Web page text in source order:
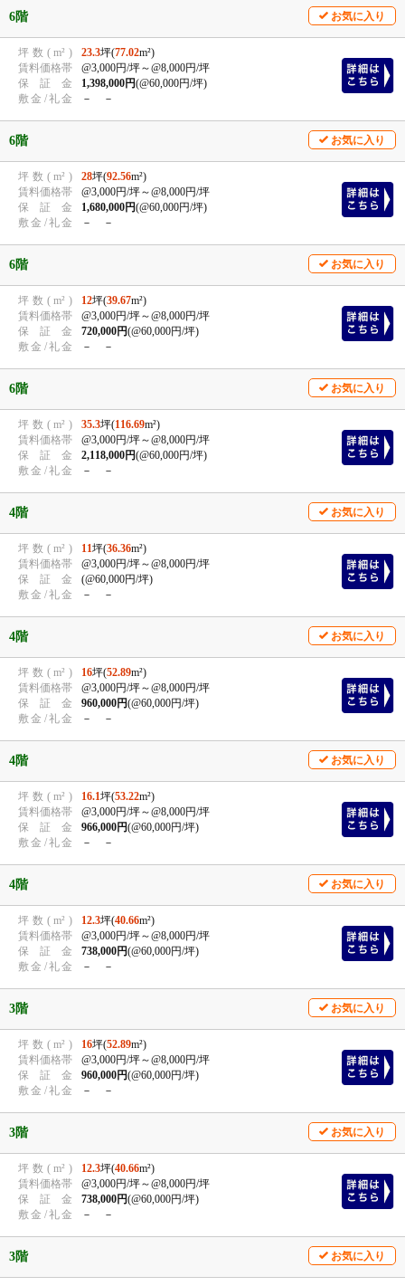
6階 お気に入り
坪 数 ( m² ) 23.3坪(77.02m²)
賃料価格帯 @3,000円/坪～@8,000円/坪
保
証 金 1,398,000円(@60,000円/坪)
敷 金 /礼金 － －
6階 お気に入り
坪 数 ( m² ) 28坪(92.56m²)
賃料価格帯 @3,000円/坪～@8,000円/坪
保
証 金 1,680,000円(@60,000円/坪)
敷 金 /礼金 － －
6階 お気に入り
坪 数 ( m² ) 12坪(39.67m²)
賃料価格帯 @3,000円/坪～@8,000円/坪
保
証 金 720,000円(@60,000円/坪)
敷 金 /礼金 － －
6階 お気に入り
坪 数 ( m² ) 35.3坪(116.69m²)
賃料価格帯 @3,000円/坪～@8,000円/坪
保
証 金 2,118,000円(@60,000円/坪)
敷 金 /礼金 － －
4階 お気に入り
坪 数 ( m² ) 11坪(36.36m²)
賃料価格帯 @3,000円/坪～@8,000円/坪
保
証 金
(@60,000円/坪)
敷 金 /礼金 － －
4階 お気に入り
坪 数 ( m² ) 16坪(52.89m²)
賃料価格帯 @3,000円/坪～@8,000円/坪
保
証 金 960,000円(@60,000円/坪)
敷 金 /礼金 － －
4階 お気に入り
坪 数 ( m² ) 16.1坪(53.22m²)
賃料価格帯 @3,000円/坪～@8,000円/坪
保
証 金 966,000円(@60,000円/坪)
敷 金 /礼金 － －
4階 お気に入り
坪 数 ( m² ) 12.3坪(40.66m²)
賃料価格帯 @3,000円/坪～@8,000円/坪
保
証 金 738,000円(@60,000円/坪)
敷 金 /礼金 － －
3階 お気に入り
坪 数 ( m² ) 16坪(52.89m²)
賃料価格帯 @3,000円/坪～@8,000円/坪
保
証 金 960,000円(@60,000円/坪)
敷 金 /礼金 － －
3階 お気に入り
坪 数 ( m² ) 12.3坪(40.66m²)
賃料価格帯 @3,000円/坪～@8,000円/坪
保
証 金 738,000円(@60,000円/坪)
敷 金 /礼金 － －
3階 お気に入り